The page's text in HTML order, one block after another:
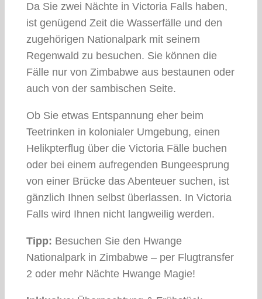
Da Sie zwei Nächte in Victoria Falls haben,
ist genügend Zeit die Wasserfälle und den
zugehörigen Nationalpark mit seinem
Regenwald zu besuchen. Sie können die
Fälle nur von Zimbabwe aus bestaunen oder
auch von der sambischen Seite.
Ob Sie etwas Entspannung eher beim
Teetrinken in kolonialer Umgebung, einen
Helikpterflug über die Victoria Fälle buchen
oder bei einem aufregenden Bungeesprung
von einer Brücke das Abenteuer suchen, ist
gänzlich Ihnen selbst überlassen. In Victoria
Falls wird Ihnen nicht langweilig werden.
Tipp: Besuchen Sie den Hwange
Nationalpark in Zimbabwe – per Flugtransfer
2 oder mehr Nächte Hwange Magie!